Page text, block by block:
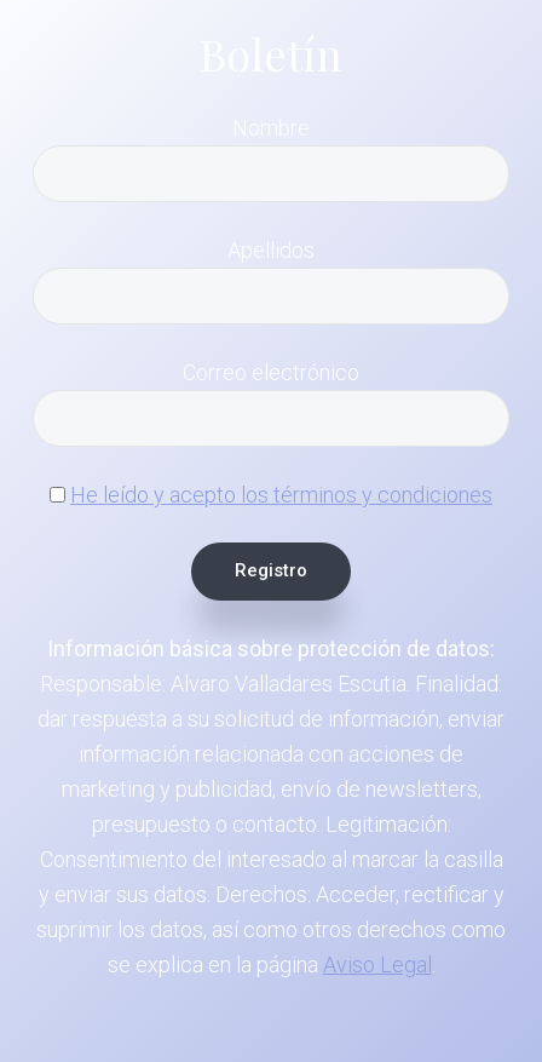
Apellidos
Correo electrónico
He leído y acepto los términos y condiciones
Información básica sobre protección de datos:
Responsable: Alvaro Valladares Escutia. Finalidad:
dar respuesta a su solicitud de información, enviar
información relacionada con acciones de
marketing y publicidad, envío de newsletters,
presupuesto o contacto. Legitimación:
Consentimiento del interesado al marcar la casilla
y enviar sus datos. Derechos: Acceder, rectificar y
suprimir los datos, así como otros derechos como
se explica en la página Aviso Legal